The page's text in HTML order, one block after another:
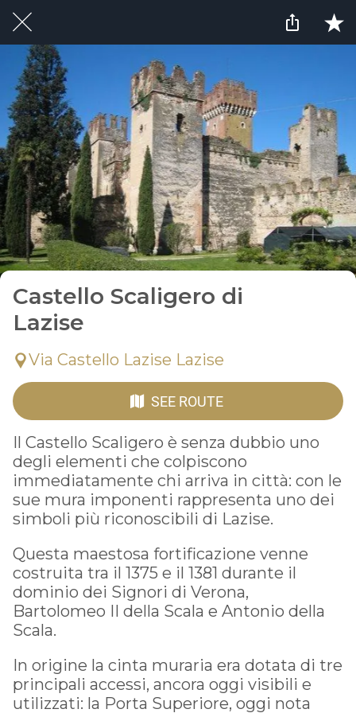
Castello Scaligero di
Lazise
Via Castello Lazise Lazise
SEE ROUTE
Il Castello Scaligero è senza dubbio uno
degli elementi che colpiscono
immediatamente chi arriva in città: con le
sue mura imponenti rappresenta uno dei
simboli più riconoscibili di Lazise.
Questa maestosa fortificazione venne
costruita tra il 1375 e il 1381 durante il
dominio dei Signori di Verona,
Bartolomeo II della Scala e Antonio della
Scala.
In origine la cinta muraria era dotata di tre
principali accessi, ancora oggi visibili e
utilizzati: la Porta Superiore, oggi nota